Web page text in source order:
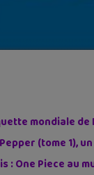
mondiale de
(tome
: One Piece au